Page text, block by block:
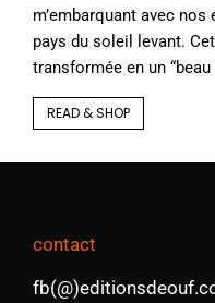
m’embarquant avec
pays du soleil levant.
transformée en un
READ & SHOP
contact